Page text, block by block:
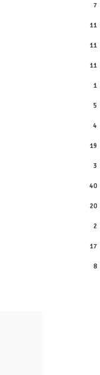
7
11
11
11
1
5
4
19
3
40
20
2
17
8